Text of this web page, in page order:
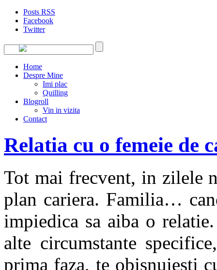
Posts RSS
Facebook
Twitter
Home
Despre Mine
Imi plac
Quilling
Blogroll
Vin in vizita
Contact
Relatia cu o femeie de
Tot mai frecvent, in zilele
plan cariera. Familia…
impiedica sa aiba o
alte circumstante
prima faza, te obisnuiesti